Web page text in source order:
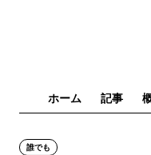
ホーム 記事
誰でも